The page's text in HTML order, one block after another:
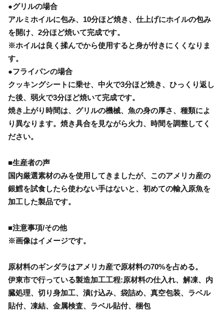
●グリルの場合
アルミホイルに包み、10分ほど焼き、仕上げにホイルの包み
を開け、2分ほど焼いて完成です。
※ホイルは良く揉んでから使用すると身が付きにくくなりま
す。
●フライパンの場合
クッキングシートに乗せ、中火で3分ほど焼き、ひっくり返し
た後、弱火で3分ほど焼いて完成です。
焼き上がり時間は、グリルの機械、魚の身の厚さ、種類によ
り異なります。焼き具合を見ながら火力、時間を調整してく
ださい。
■生産者の声
国内厳選素材のみを使用してきましたが、このアメリカ産の
銀鱈を試食したら使わない手はないと、初めての輸入原魚を
加工した製品です。
■注意事項/その他
※画像はイメージです。
原材料のギンダラはアメリカ産で原材料の70%を占める。
伊東市で行っている製造加工工程:原材料の仕入れ、解凍、内
臓処理、切り身加工、漬け込み、袋詰め、真空包装、ラベル
貼付、凍結、金属検査、ラベル貼付、梱包